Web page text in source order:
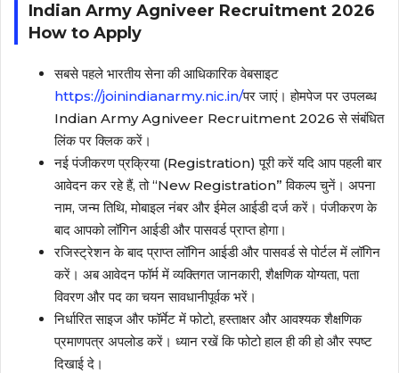
Indian Army Agniveer Recruitment 2026
How to Apply
सबसे पहले भारतीय सेना की आधिकारिक वेबसाइट
https://joinindianarmy.nic.in/पर जाएं। होमपेज पर उपलब्ध
Indian Army Agniveer Recruitment 2026 से संबंधित
लिंक पर क्लिक करें।
नई पंजीकरण प्रक्रिया (Registration) पूरी करें यदि आप पहली बार
आवेदन कर रहे हैं, तो “New Registration” विकल्प चुनें। अपना
नाम, जन्म तिथि, मोबाइल नंबर और ईमेल आईडी दर्ज करें। पंजीकरण के
बाद आपको लॉगिन आईडी और पासवर्ड प्राप्त होगा।
रजिस्ट्रेशन के बाद प्राप्त लॉगिन आईडी और पासवर्ड से पोर्टल में लॉगिन
करें। अब आवेदन फॉर्म में व्यक्तिगत जानकारी, शैक्षणिक योग्यता, पता
विवरण और पद का चयन सावधानीपूर्वक भरें।
निर्धारित साइज और फॉर्मेट में फोटो, हस्ताक्षर और आवश्यक शैक्षणिक
प्रमाणपत्र अपलोड करें। ध्यान रखें कि फोटो हाल ही की हो और स्पष्ट
दिखाई दे।